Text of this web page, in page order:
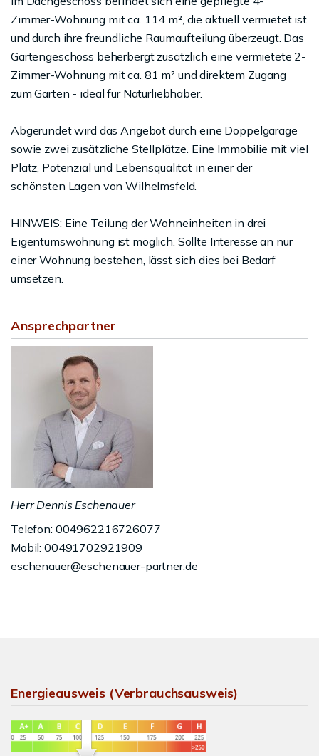
Zimmer-Wohnung mit ca. 114 m², die aktuell vermietet ist
und durch ihre freundliche Raumaufteilung überzeugt. Das
Gartengeschoss beherbergt zusätzlich eine vermietete 2-
Zimmer-Wohnung mit ca. 81 m² und direktem Zugang
zum Garten - ideal für Naturliebhaber.
Abgerundet wird das Angebot durch eine Doppelgarage
sowie zwei zusätzliche Stellplätze. Eine Immobilie mit viel
Platz, Potenzial und Lebensqualität in einer der
schönsten Lagen von Wilhelmsfeld.
HINWEIS: Eine Teilung der Wohneinheiten in drei
Eigentumswohnung ist möglich. Sollte Interesse an nur
einer Wohnung bestehen, lässt sich dies bei Bedarf
umsetzen.
Ansprechpartner
Herr Dennis Eschenauer
Telefon: 004962216726077
Mobil: 00491702921909
eschenauer@eschenauer-partner.de
Energieausweis (Verbrauchsausweis)